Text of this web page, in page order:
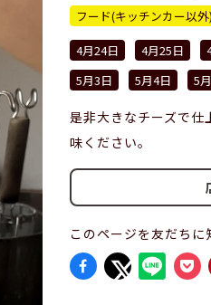
フード(キッチンカー以
4月24日
4月25日
5月3日
5月4日 5
是非大きなチーズで仕
味ください。
このページを友だちに